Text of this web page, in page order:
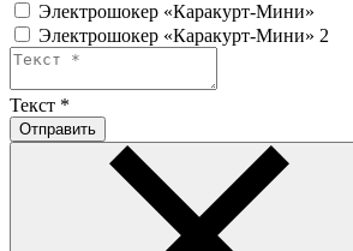
Электрошокер «Каракурт-Мини»
Электрошокер «Каракурт-Мини» 2
Текст *
Отправить